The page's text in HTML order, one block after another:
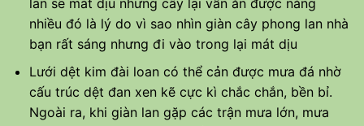
nhiều đó là lý do vì sao nhìn giàn cây phong lan nhà
bạn rất sáng nhưng đi vào trong lại mát dịu
Lưới dệt kim đài loan có thể cản được mưa đá nhờ
cấu trúc dệt đan xen kẽ cực kì chắc chắn, bền bỉ.
Ngoài ra, khi giàn lan gặp các trận mưa lớn, mưa